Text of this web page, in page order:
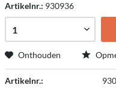
Artikelnr.: 930936
Onthouden
Artikelnr.: